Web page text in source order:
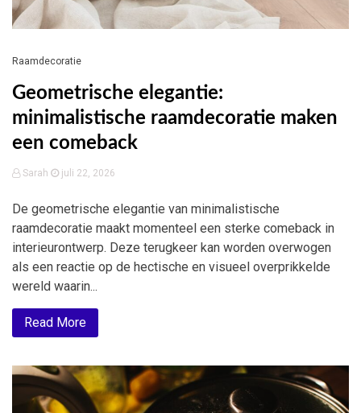
Raamdecoratie
Geometrische elegantie:
minimalistische raamdecoratie maken
een comeback
Sarah juli 22, 2026
De geometrische elegantie van minimalistische
raamdecoratie maakt momenteel een sterke comeback in
interieurontwerp. Deze terugkeer kan worden overwogen
als een reactie op de hectische en visueel overprikkelde
wereld waarin...
Read More